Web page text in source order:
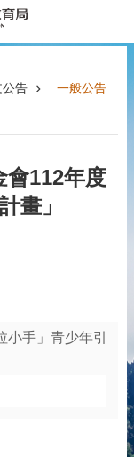
公告 一般公告
會112年度
畫」
手」青少年引